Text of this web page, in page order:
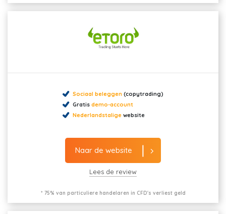
Sociaal beleggen (copytrading)
Gratis demo-account
Nederlandstalige website
Naar de website
Lees de review
* 75% van particuliere handelaren in CFD's verliest geld